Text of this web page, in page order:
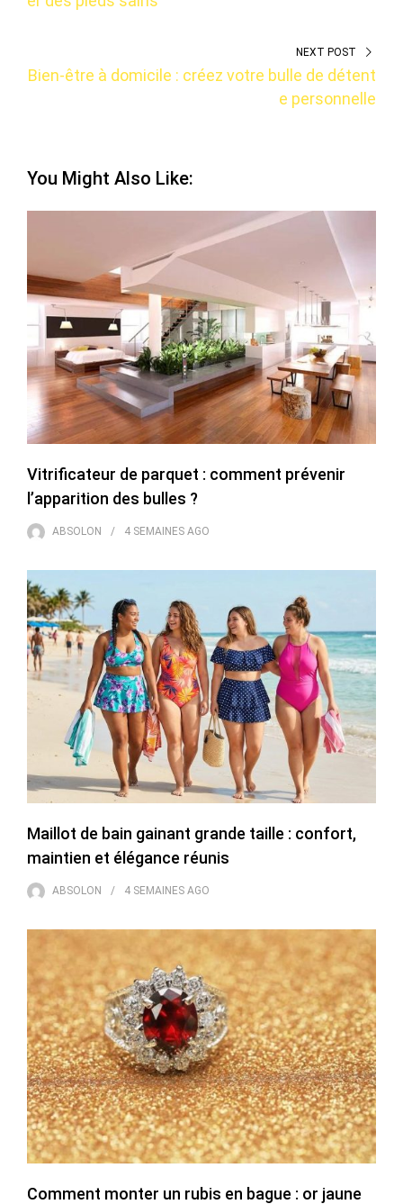
NEXT POST
Bien-être à domicile : créez votre bulle de détent
e personnelle
You Might Also Like:
Vitrificateur de parquet : comment prévenir
l’apparition des bulles ?
ABSOLON 4 SEMAINES AGO
Maillot de bain gainant grande taille : confort,
maintien et élégance réunis
ABSOLON 4 SEMAINES AGO
Comment monter un rubis en bague : or jaune